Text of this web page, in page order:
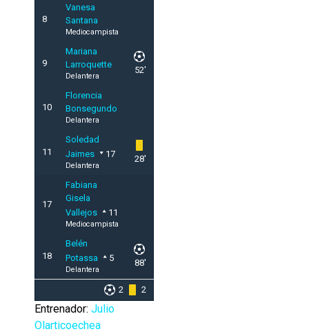
8
Vanesa
Santana
Mediocampista
9
Mariana
Larroquette
Delantera
52'
10
Florencia
Bonsegundo
Delantera
11
Soledad
Jaimes
17
Delantera
28'
17
Fabiana
Gisela
Vallejos
11
Mediocampista
18
Belén
Potassa
5
Delantera
88'
2 2
Entrenador: Julio
Olarticoechea